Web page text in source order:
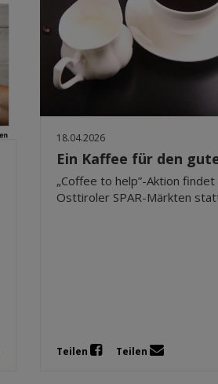
18.04.2026
Ein Kaffee für den
„Coffee to help”-Aktion findet
Osttiroler SPAR-Märkten
Teilen Teilen